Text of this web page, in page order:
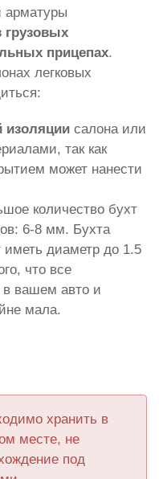
арматуры
грузовых
прицепах.
легковых
изоляции салона или
так как
может нанести
количество бухт
6-8 мм. Бухта
диаметр до 1.5
что все
в вашем авто и
мала.
хранить в
месте, не
под